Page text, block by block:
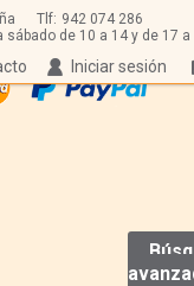
Tlf: 942 074 286
sábado de 10 a 14 y de 17 a
Iniciar sesión